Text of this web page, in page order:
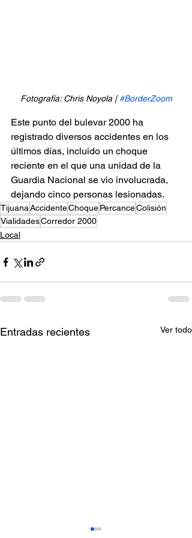
Fotografía: Chris Noyola | #BorderZoom
Este punto del bulevar 2000 ha
registrado diversos accidentes en los
últimos días, incluido un choque
reciente en el que una unidad de la
Guardia Nacional se vio involucrada,
dejando cinco personas lesionadas.
TijuanaAccidenteChoquePercanceColisión
VialidadesCorredor 2000
Local
Entradas recientes Ver todo